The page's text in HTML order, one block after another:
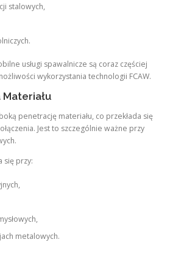
stalowych,
usługi spawalnicze są coraz częściej
wykorzystania technologii FCAW.
penetrację materiału, co przekłada się
Jest to szczególnie ważne przy
się przy:
metalowych.